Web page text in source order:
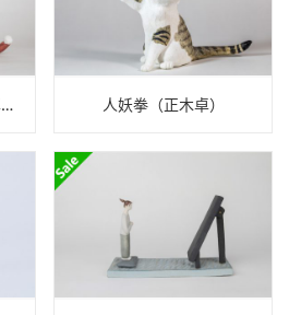
圣诞猫2 限定版（正木卓）N22A437 人妖拳（正木卓）